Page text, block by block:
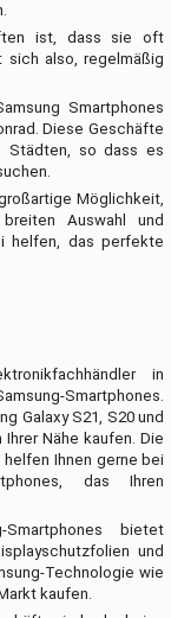
ist, dass sie oft
sich also, regelmäßig
Smartphones
Diese Geschäfte
Städten, so dass es
Möglichkeit,
Auswahl und
helfen, das perfekte
in
Smartphones.
Galaxy S21, S20 und
Nähe kaufen. Die
Ihnen gerne bei
das Ihren
bietet
und
Technologie wie
kaufen.